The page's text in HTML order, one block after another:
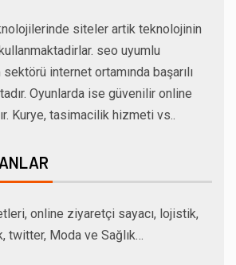
siteler artik teknolojinin
seo uyumlu
sektörü internet ortamında başarılı
Oyunlarda ise güvenilir online
Kurye, tasimacilik hizmeti vs..
online ziyaretçi sayacı, lojistik,
twitter, Moda ve Sağlık…